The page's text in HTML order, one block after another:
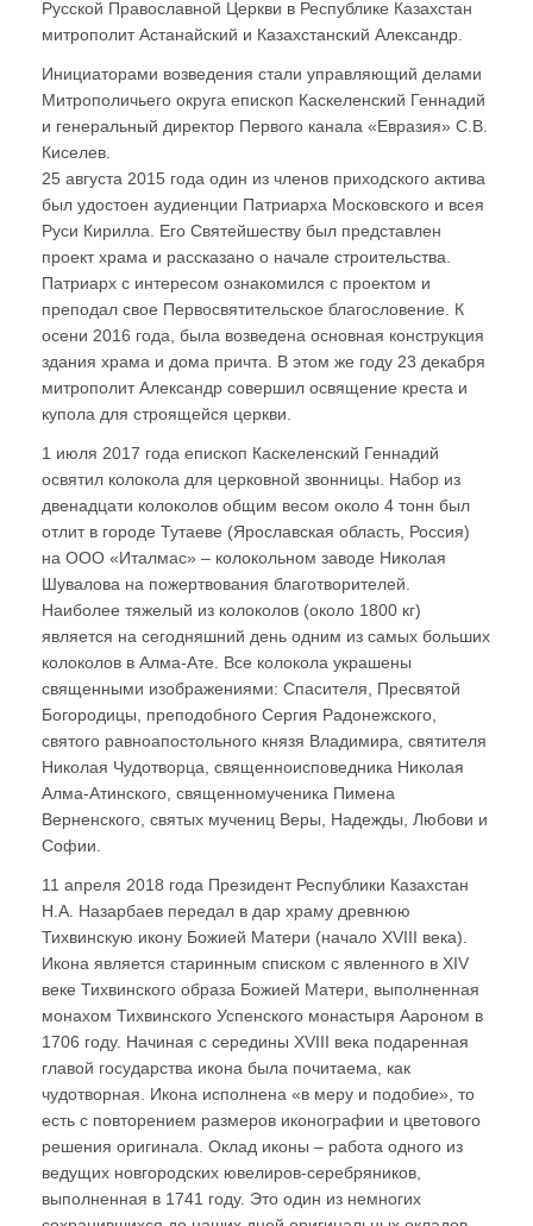
Русской Православной Церкви в Республике Казахстан
митрополит Астанайский и Казахстанский Александр.
Инициаторами возведения стали управляющий делами
Митрополичьего округа епископ Каскеленский Геннадий
и генеральный директор Первого канала «Евразия» С.В.
Киселев.
25 августа 2015 года один из членов приходского актива
был удостоен аудиенции Патриарха Московского и всея
Руси Кирилла. Его Святейшеству был представлен
проект храма и рассказано о начале строительства.
Патриарх с интересом ознакомился с проектом и
преподал свое Первосвятительское благословение. К
осени 2016 года, была возведена основная конструкция
здания храма и дома причта. В этом же году 23 декабря
митрополит Александр совершил освящение креста и
купола для строящейся церкви.
1 июля 2017 года епископ Каскеленский Геннадий
освятил колокола для церковной звонницы. Набор из
двенадцати колоколов общим весом около 4 тонн был
отлит в городе Тутаеве (Ярославская область, Россия)
на ООО «Италмас» – колокольном заводе Николая
Шувалова на пожертвования благотворителей.
Наиболее тяжелый из колоколов (около 1800 кг)
является на сегодняшний день одним из самых больших
колоколов в Алма-Ате. Все колокола украшены
священными изображениями: Спасителя, Пресвятой
Богородицы, преподобного Сергия Радонежского,
святого равноапостольного князя Владимира, святителя
Николая Чудотворца, священноисповедника Николая
Алма-Атинского, священномученика Пимена
Верненского, святых мучениц Веры, Надежды, Любови и
Софии.
11 апреля 2018 года Президент Республики Казахстан
Н.А. Назарбаев передал в дар храму древнюю
Тихвинскую икону Божией Матери (начало XVIII века).
Икона является старинным списком с явленного в XIV
веке Тихвинского образа Божией Матери, выполненная
монахом Тихвинского Успенского монастыря Аароном в
1706 году. Начиная с середины XVIII века подаренная
главой государства икона была почитаема, как
чудотворная. Икона исполнена «в меру и подобие», то
есть с повторением размеров иконографии и цветового
решения оригинала. Оклад иконы – работа одного из
ведущих новгородских ювелиров-серебряников,
выполненная в 1741 году. Это один из немногих